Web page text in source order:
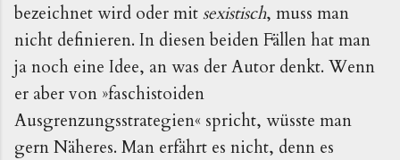
bezeichnet wird oder mit sexistisch, muss man
nicht definieren. In diesen beiden Fällen hat man
ja noch eine Idee, an was der Autor denkt. Wenn
er aber von »faschistoiden
Ausgrenzungsstrategien« spricht, wüsste man
gern Näheres. Man erfährt es nicht, denn es